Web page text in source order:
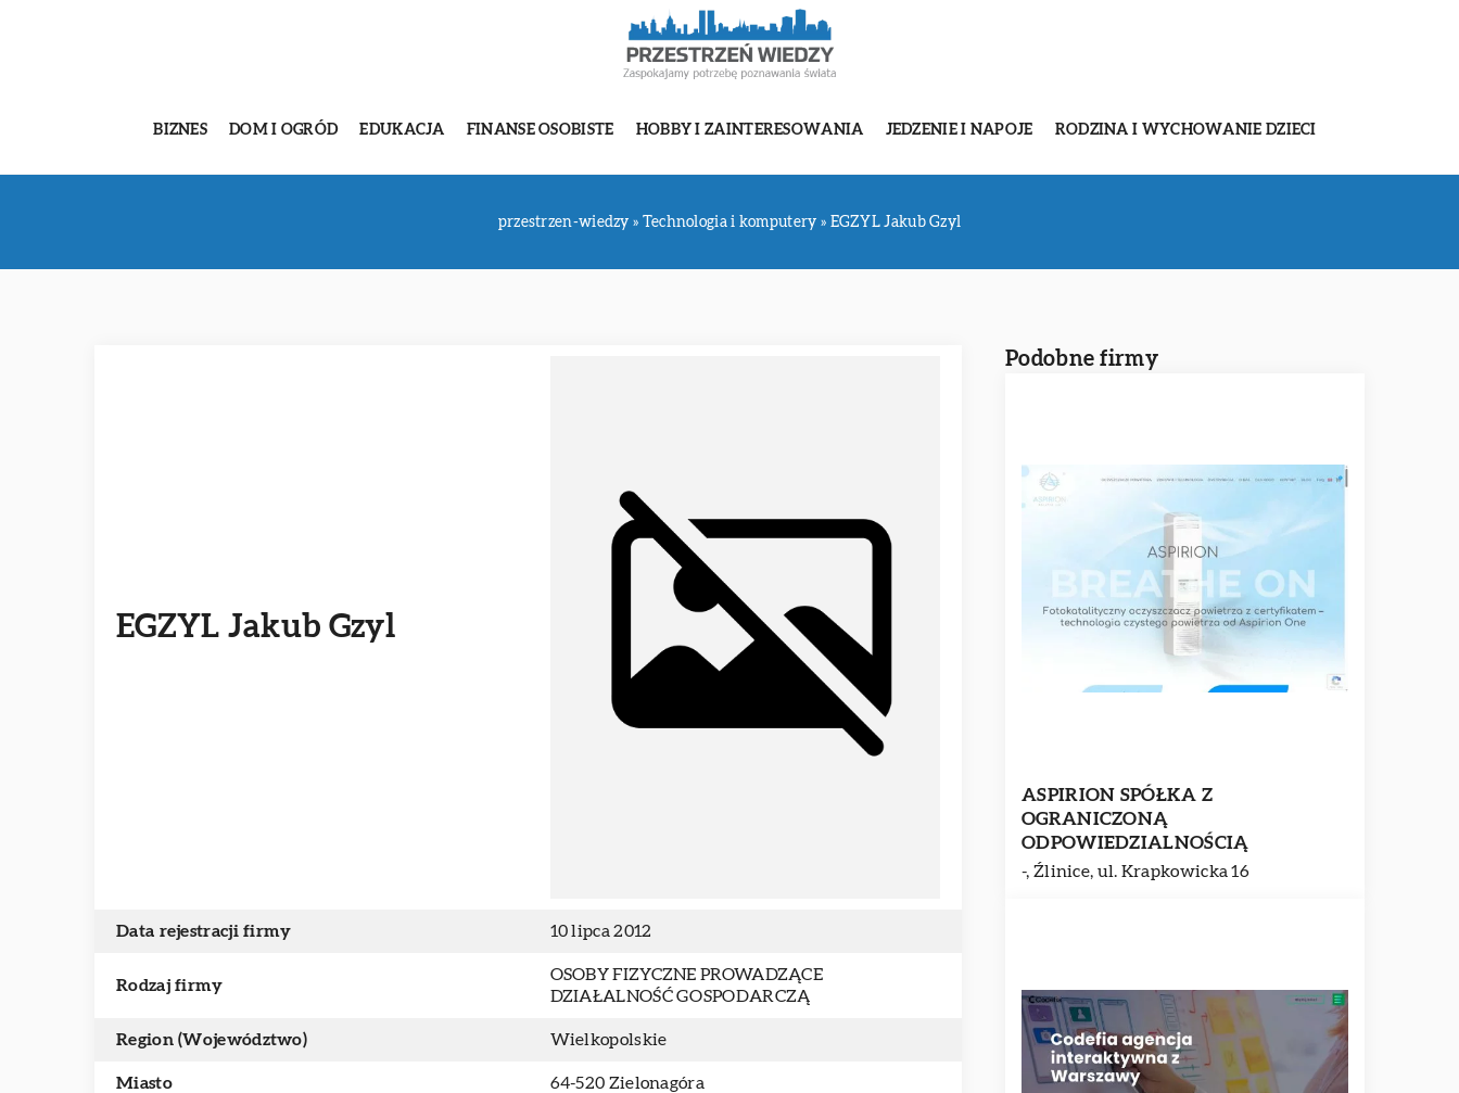
BIZNES DOM I OGRÓD EDUKACJA FINANSE OSOBISTE HOBBY I ZAINTERESOWANIA JEDZENIE I NAPOJE RODZINA I WYCHOWANIE DZIECI
przestrzen-wiedzy » Technologia i komputery » EGZYL Jakub Gzyl
EGZYL Jakub Gzyl
Data rejestracji firmy 10 lipca 2012
Rodzaj firmy
OSOBY FIZYCZNE PROWADZĄCE
DZIAŁALNOŚĆ GOSPODARCZĄ
Region (Województwo) Wielkopolskie
Miasto 64-520 Zielonagóra
Podobne firmy
ASPIRION SPÓŁKA Z
OGRANICZONĄ
ODPOWIEDZIALNOŚCIĄ
-, Źlinice, ul. Krapkowicka 16